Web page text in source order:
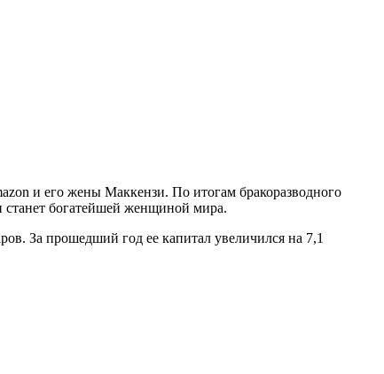
и его жены Маккензи. По итогам бракоразводного
станет богатейшей женщиной мира.
За прошедший год ее капитал увеличился на 7,1